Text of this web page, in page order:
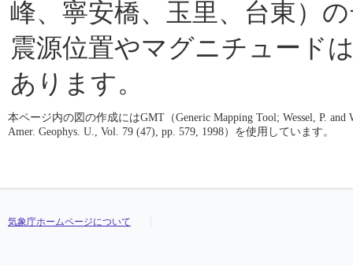
峰、寧安橋、玉里、台東）
震源位置やマグニチュード
あります。
本ページ内の図の作成にはGMT（Generic Mapping Tool; Wessel, P. and
Amer. Geophys. U., Vol. 79 (47), pp. 579, 1998）を使用しています。
気象庁ホームページについて